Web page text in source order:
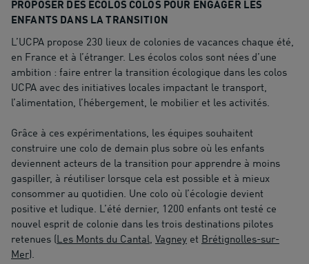
PROPOSER DES ÉCOLOS COLOS POUR ENGAGER LES
ENFANTS DANS LA TRANSITION
L’UCPA propose 230 lieux de colonies de vacances chaque été,
en France et à l’étranger. Les écolos colos sont nées d’une
ambition : faire entrer la transition écologique dans les colos
UCPA avec des initiatives locales impactant le transport,
l’alimentation, l’hébergement, le mobilier et les activités.
Grâce à ces expérimentations, les équipes souhaitent
construire une colo de demain plus sobre où les enfants
deviennent acteurs de la transition pour apprendre à moins
gaspiller, à réutiliser lorsque cela est possible et à mieux
consommer au quotidien. Une colo où l’écologie devient
positive et ludique. L’été dernier, 1200 enfants ont testé ce
nouvel esprit de colonie dans les trois destinations pilotes
retenues (Les Monts du Cantal, Vagney et Brétignolles-sur-
Mer).